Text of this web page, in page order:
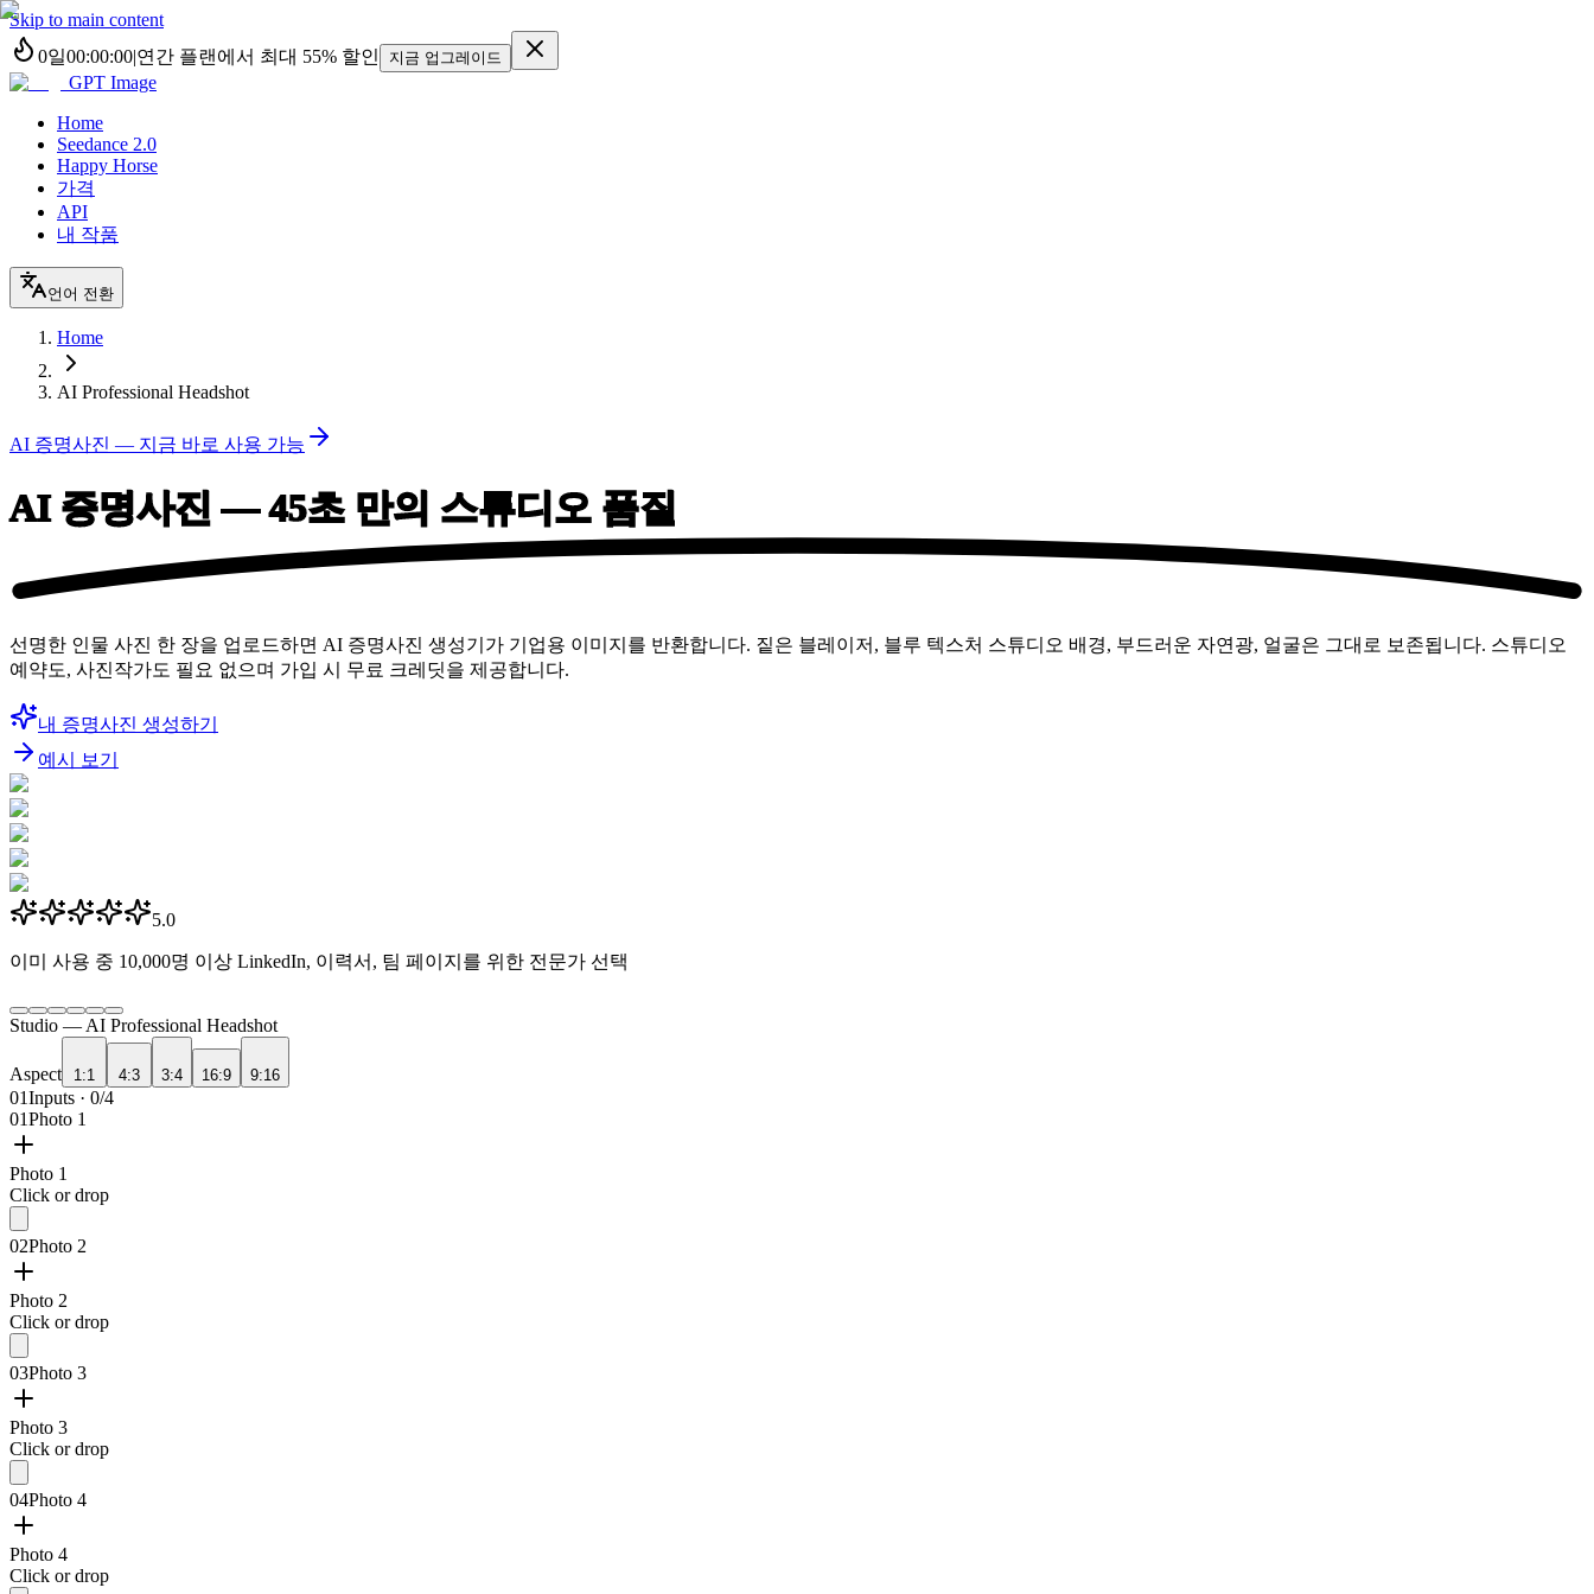
Skip to main content
0일00:00:00|연간 플랜에서 최대 55% 할인 지금 업그레이드
GPT Image
Home
Seedance 2.0
Happy Horse
가격
API
내 작품
언어 전환
Home
AI Professional Headshot
AI 증명사진 — 지금 바로 사용 가능
AI 증명사진 — 45초 만의 스튜디오 품질
선명한 인물 사진 한 장을 업로드하면 AI 증명사진 생성기가 기업용 이미지를 반환합니다. 짙은 블레이저, 블루 텍스처 스튜디오 배경, 부드러운 자연광, 얼굴은 그대로 보존됩니다. 스튜디오
예약도, 사진작가도 필요 없으며 가입 시 무료 크레딧을 제공합니다.
내 증명사진 생성하기
예시 보기
5.0
이미 사용 중 10,000명 이상 LinkedIn, 이력서, 팀 페이지를 위한 전문가 선택
Studio — AI Professional Headshot
Aspect 1:1 4:3 3:4 16:9 9:16
01Inputs · 0/4
01Photo 1
Photo 1
Click or drop
02Photo 2
Photo 2
Click or drop
03Photo 3
Photo 3
Click or drop
04Photo 4
Photo 4
Click or drop